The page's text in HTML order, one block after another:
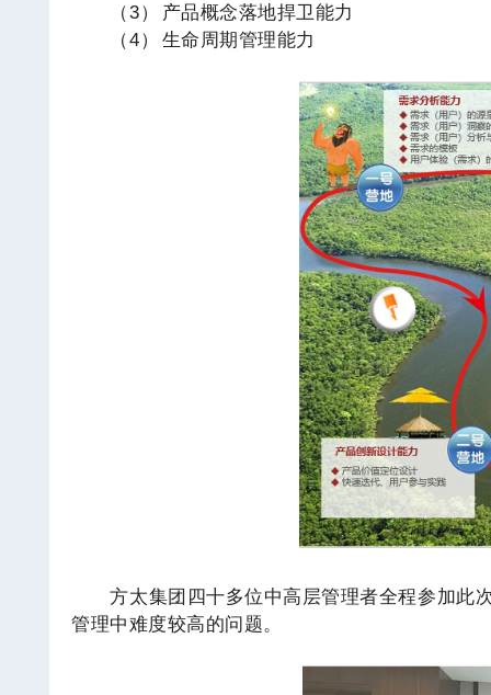
（3）
产品概念落地捍卫能力
（4）
生命周期管理能力
方太集团四十多位中高层管理者全程参加此
管理中难度较高的问题。